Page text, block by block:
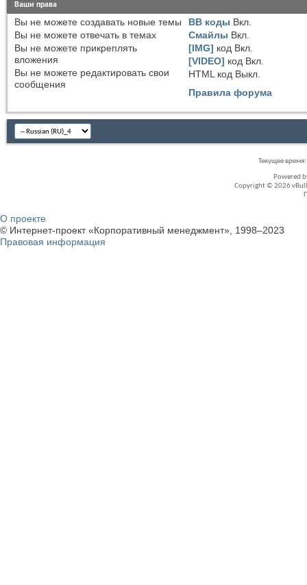
Ваши права
Вы не можете создавать новые темы
Вы не можете отвечать в темах
Вы не можете прикреплять
вложения
Вы не можете редактировать свои
сообщения
BB коды Вкл.
Смайлы Вкл.
[IMG] код Вкл.
[VIDEO] код Вкл.
HTML код Выкл.
Правила форума
Текущее время:
Powered
Copyright © 2026
О проекте
© Интернет-проект «Корпоративный менеджмент», 1998–2023
Правовая информация